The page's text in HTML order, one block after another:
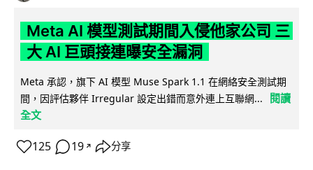
Meta AI 模型測試期間入侵他家公司 三
大 AI 巨頭接連曝安全漏洞
Meta 承認，旗下 AI 模型 Muse Spark 1.1 在網絡安全測試期
間，因評估夥伴 Irregular 設定出錯而意外連上互聯網...
閱讀
全文
125 19 ↗ 分享